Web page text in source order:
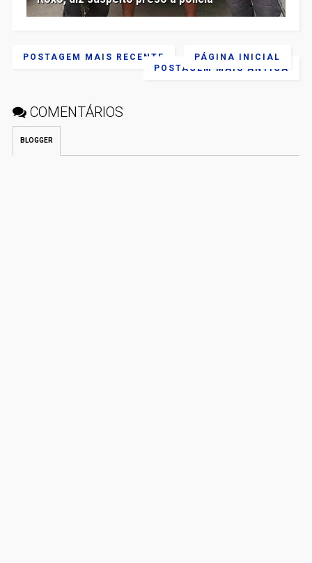
POSTAGEM MAIS RECENTE
POSTAGEM MAIS ANTIGA
PÁGINA INICIAL
COMENTÁRIOS
BLOGGER